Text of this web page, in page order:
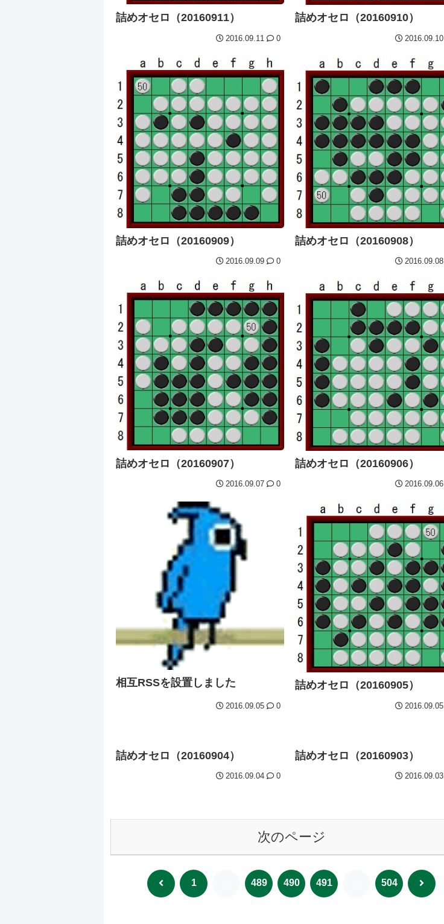
詰めオセロ（20160911）
2016.09.11 0
詰めオセロ（20160910）
2016.09.10
詰めオセロ（20160909）
2016.09.09 0
詰めオセロ（20160908）
2016.09.08
詰めオセロ（20160907）
2016.09.07 0
詰めオセロ（20160906）
2016.09.06
相互RSSを設置しました
2016.09.05 0
詰めオセロ（20160905）
2016.09.05
詰めオセロ（20160904）
2016.09.04 0
詰めオセロ（20160903）
2016.09.03
次のページ
前 1 489 490 491 504 次